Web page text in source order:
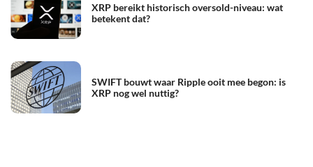
XRP bereikt historisch oversold-niveau: wat
betekent dat?
SWIFT bouwt waar Ripple ooit mee begon: is
XRP nog wel nuttig?